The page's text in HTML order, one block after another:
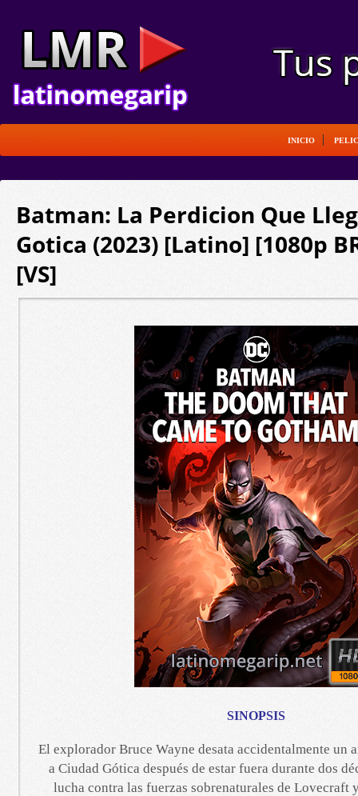
INICIO
Batman: La Perdicion Que
Gotica (2023) [Latino] [1080p
[VS]
SINOPSIS
El explorador Bruce Wayne desata accidentalmente un
a Ciudad Gótica después de estar fuera durante dos
lucha contra las fuerzas sobrenaturales de Lovecraft